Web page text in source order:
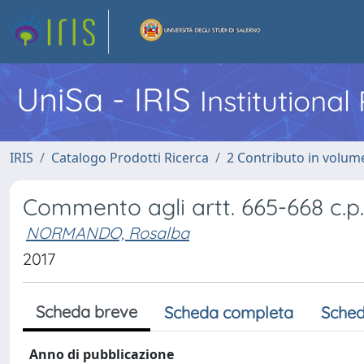
UniSa - IRIS Institutional
IRIS Catalogo Prodotti Ricerca 2 Contributo in
Commento agli artt. 665-668
NORMANDO, Rosalba
2017
Scheda breve Scheda completa
Anno di pubblicazione